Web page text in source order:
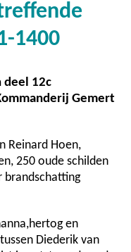
1400
deel 12c
Gemert
Reinard Hoen,
250 oude schilden
brandschatting
en
Diederik van